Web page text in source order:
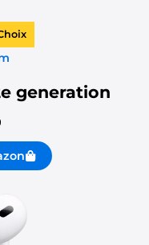
generation